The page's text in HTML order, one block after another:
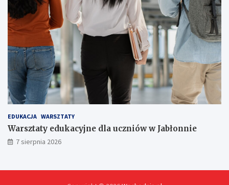
EDUKACJA WARSZTATY
Warsztaty edukacyjne dla uczniów w Jabłonnie
7 sierpnia 2026